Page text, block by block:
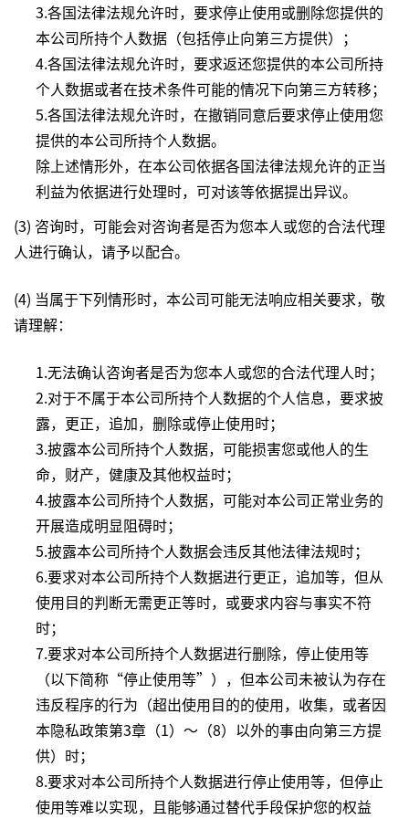
3.各国法律法规允许时，要求停止使用或删除您提供的
本公司所持个人数据（包括停止向第三方提供）；
4.各国法律法规允许时，要求返还您提供的本公司所持
个人数据或者在技术条件可能的情况下向第三方转移；
5.各国法律法规允许时，在撤销同意后要求停止使用您
提供的本公司所持个人数据。
除上述情形外，在本公司依据各国法律法规允许的正当
利益为依据进行处理时，可对该等依据提出异议。
(3) 咨询时，可能会对咨询者是否为您本人或您的合法代理
人进行确认，请予以配合。
(4) 当属于下列情形时，本公司可能无法响应相关要求，敬
请理解：
1.无法确认咨询者是否为您本人或您的合法代理人时；
2.对于不属于本公司所持个人数据的个人信息，要求披
露，更正，追加，删除或停止使用时；
3.披露本公司所持个人数据，可能损害您或他人的生
命，财产，健康及其他权益时；
4.披露本公司所持个人数据，可能对本公司正常业务的
开展造成明显阻碍时；
5.披露本公司所持个人数据会违反其他法律法规时；
6.要求对本公司所持个人数据进行更正，追加等，但从
使用目的判断无需更正等时，或要求内容与事实不符
时；
7.要求对本公司所持个人数据进行删除，停止使用等
（以下简称“停止使用等”），但本公司未被认为存在
违反程序的行为（超出使用目的的使用，收集，或者因
本隐私政策第3章（1）～（8）以外的事由向第三方提
供）时；
8.要求对本公司所持个人数据进行停止使用等，但停止
使用等难以实现，且能够通过替代手段保护您的权益